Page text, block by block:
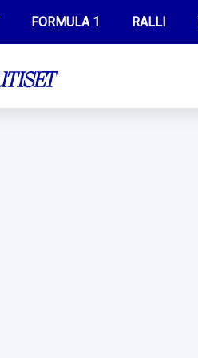
FORMULA 1 RALLI